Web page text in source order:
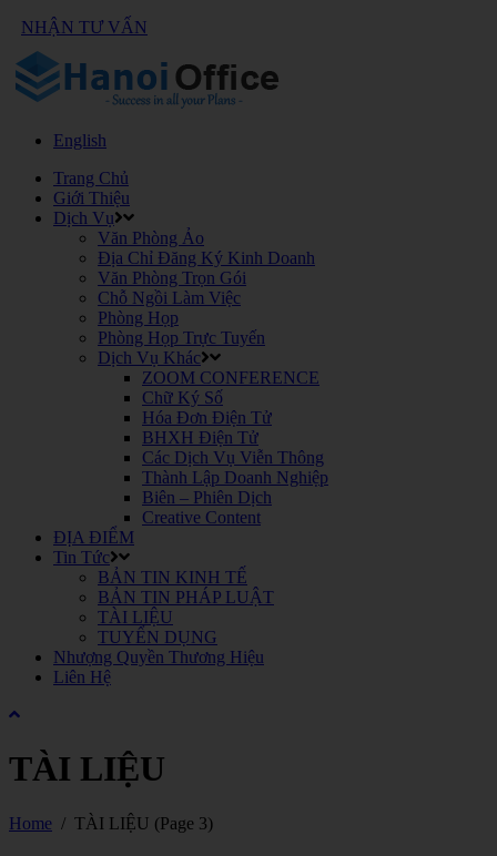
NHẬN TƯ VẤN
English
Trang Chủ
Giới Thiệu
Dịch Vụ
Văn Phòng Ảo
Địa Chỉ Đăng Ký Kinh Doanh
Văn Phòng Trọn Gói
Chỗ Ngồi Làm Việc
Phòng Họp
Phòng Họp Trực Tuyến
Dịch Vụ Khác
ZOOM CONFERENCE
Chữ Ký Số
Hóa Đơn Điện Tử
BHXH Điện Tử
Các Dịch Vụ Viễn Thông
Thành Lập Doanh Nghiệp
Biên – Phiên Dịch
Creative Content
ĐỊA ĐIỂM
Tin Tức
BẢN TIN KINH TẾ
BẢN TIN PHÁP LUẬT
TÀI LIỆU
TUYỂN DỤNG
Nhượng Quyền Thương Hiệu
Liên Hệ
TÀI LIỆU
Home / TÀI LIỆU (Page 3)